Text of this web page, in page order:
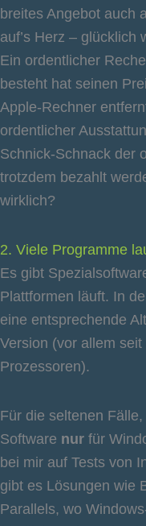
breites Angebot auch
auf’s Herz – glücklich
Ein ordentlicher
besteht hat seinen
Apple-Rechner
ordentlicher
Schnick-Schnack der
trotzdem bezahlt
wirklich?
2. Viele Programme
Es gibt
Plattformen läuft. In
eine entsprechende
Version (vor allem
Prozessoren).
Für die seltenen
Software nur für
bei mir auf Tests von
gibt es Lösungen wie
Parallels, wo